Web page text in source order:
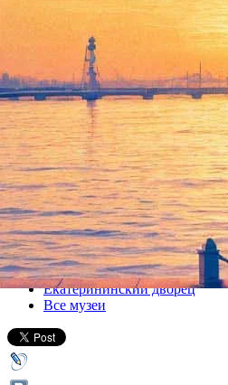
Фестиваль
27 июля 2012, пятница,19.00
Версия для печати
Все концерты
Екатерининский дворец
Все музеи